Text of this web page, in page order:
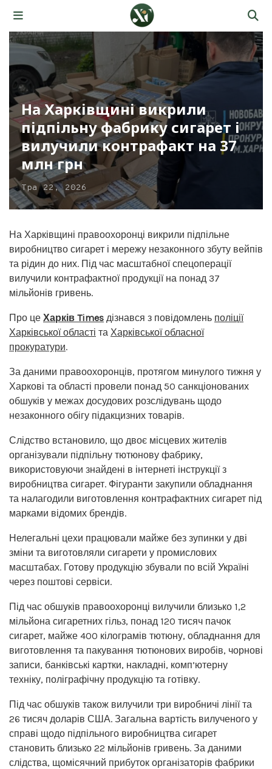
На Харківщині викрили
підпільну фабрику сигарет і
вилучили контрафакт на 37
млн грн
Тра 22, 2026
На Харківщині правоохоронці викрили підпільне
виробництво сигарет і мережу незаконного збуту вейпів
та рідин до них. Під час масштабної спецоперації
вилучили контрафактної продукції на понад 37
мільйонів гривень.
Про це Харків Times дізнався з повідомлень поліції
Харківської області та Харківської обласної
прокуратури.
За даними правоохоронців, протягом минулого тижня у
Харкові та області провели понад 50 санкціонованих
обшуків у межах досудових розслідувань щодо
незаконного обігу підакцизних товарів.
Слідство встановило, що двоє місцевих жителів
організували підпільну тютюнову фабрику,
використовуючи знайдені в інтернеті інструкції з
виробництва сигарет. Фігуранти закупили обладнання
та налагодили виготовлення контрафактних сигарет під
марками відомих брендів.
Нелегальні цехи працювали майже без зупинки у дві
зміни та виготовляли сигарети у промислових
масштабах. Готову продукцію збували по всій Україні
через поштові сервіси.
Під час обшуків правоохоронці вилучили близько 1,2
мільйона сигаретних гільз, понад 120 тисяч пачок
сигарет, майже 400 кілограмів тютюну, обладнання для
виготовлення та пакування тютюнових виробів, чорнові
записи, банківські картки, накладні, комп’ютерну
техніку, поліграфічну продукцію та готівку.
Під час обшуків також вилучили три виробничі лінії та
26 тисяч доларів США. Загальна вартість вилученого у
справі щодо підпільного виробництва сигарет
становить близько 22 мільйонів гривень. За даними
слідства, щомісячний прибуток організаторів фабрики